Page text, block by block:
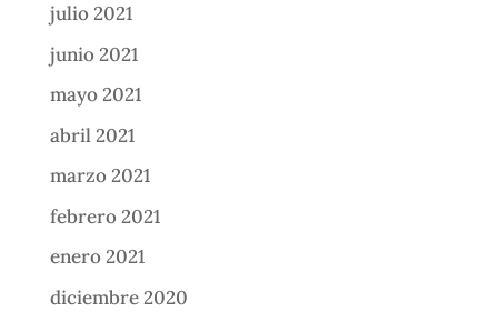
julio 2021
junio 2021
mayo 2021
abril 2021
marzo 2021
febrero 2021
enero 2021
diciembre 2020